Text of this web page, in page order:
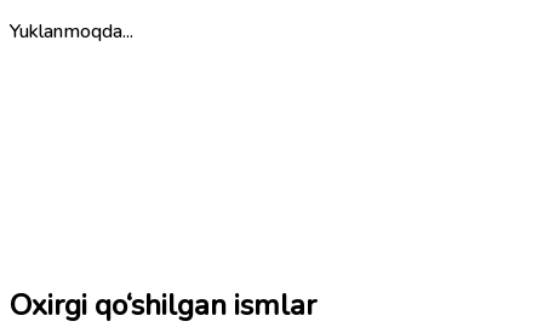
Yuklanmoqda...
Oxirgi qo‘shilgan ismlar